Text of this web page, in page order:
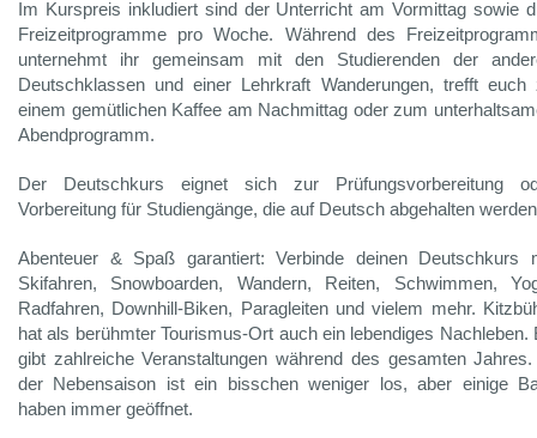
Im Kurspreis inkludiert sind der Unterricht am Vormittag sowie
Freizeitprogramme pro Woche. Während des
unternehmt ihr gemeinsam mit den Studierenden der
Deutschklassen und einer Lehrkraft Wanderungen, trefft euch
einem gemütlichen Kaffee am Nachmittag oder zum
Abendprogramm.
Der Deutschkurs eignet sich zur Prüfungsvorbereitung
Vorbereitung für Studiengänge, die auf Deutsch abgehalten
Abenteuer & Spaß garantiert: Verbinde deinen Deutschkurs
Skifahren, Snowboarden, Wandern, Reiten, Schwimmen,
Radfahren, Downhill-Biken, Paragleiten und vielem mehr.
hat als berühmter Tourismus-Ort auch ein lebendiges Nachleben.
gibt zahlreiche Veranstaltungen während des gesamten
der Nebensaison ist ein bisschen weniger los, aber einige
haben immer geöffnet.